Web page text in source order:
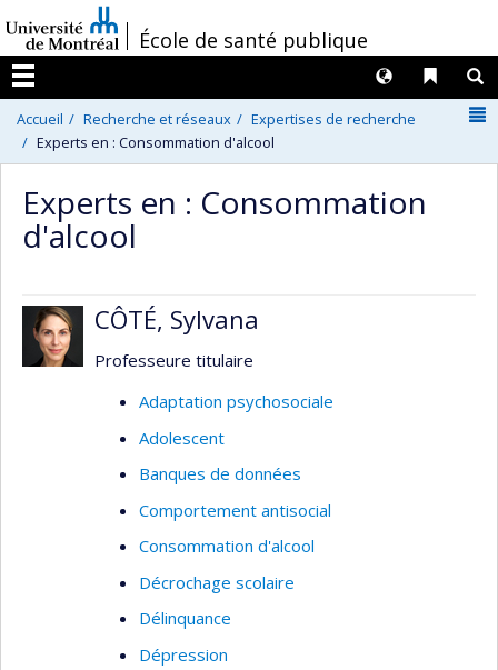
au
contenu
/École de santé publique
Menu
Liens
Langues
Accueil Recherche et réseaux
Expertises de recherche
Experts en : Consommation d'alcool
Experts en : Consommation
d'alcool
CÔTÉ, Sylvana
Professeure titulaire
Adaptation psychosociale
Adolescent
Banques de données
Comportement antisocial
Consommation d'alcool
Décrochage scolaire
Délinquance
Dépression